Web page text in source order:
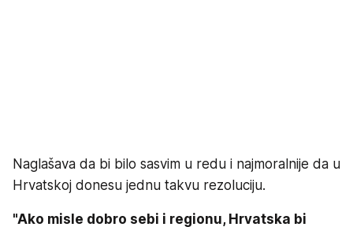
Naglašava da bi bilo sasvim u redu i najmoralnije da u
Hrvatskoj donesu jednu takvu rezoluciju.
"Ako misle dobro sebi i regionu, Hrvatska bi